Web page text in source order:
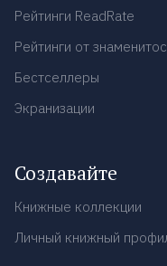
Рейтинги ReadRate
Рейтинги от
Бестселлеры
Экранизации
Создавайте
Книжные коллекции
Личный книжный